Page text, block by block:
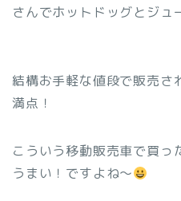
さんでホットドッグとジュ
結構お手軽な値段で販売さ
満点！
こういう移動販売車で買っ
うまい！ですよね〜